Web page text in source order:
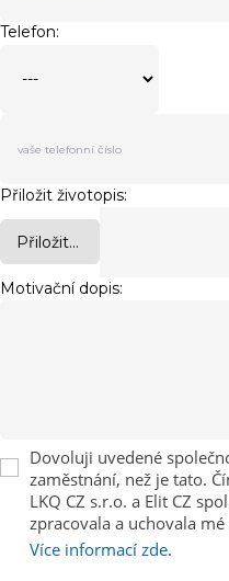
Telefon:
Přiložit životopis:
Přiložit...
Motivační dopis:
Dovoluji uvedené
zaměstnání, než je tato.
LKQ CZ s.r.o. a Elit CZ
zpracovala a uchovala
Více informací zde.